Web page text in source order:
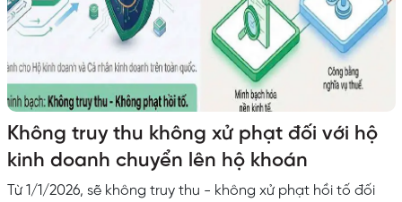
Không truy thu không xử phạt đối với hộ
kinh doanh chuyển lên hộ khoán
Từ 1/1/2026, sẽ không truy thu - không xử phạt hồi tố đối